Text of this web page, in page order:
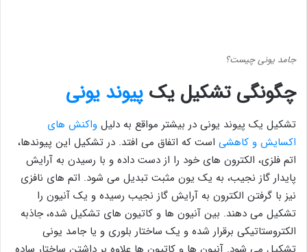
جامد یونی چیست؟
چگونگی تشکیل یک پیوند یونی
تشکیل یک پیوند یونی در بیشتر مواقع به دلیل واکنش های
اکسایش و کاهشی است که اتفاق می افتد. در تشکیل این پیوندها،
اتم فلزی، الکترون های خود را از دست داده و با رسیدن به آرایش
پایدار گاز نجیب، به یک یون مثبت تبدیل می شود. اتم های نافزی
نیز با گرفتن الکترون به آرایش گاز نجیب رسیده و یک آنیون را
تشکیل می دهند. بین آنیون ها و کاتیون های تشکیل شده، جاذبه
الکتروستاتیکی برقرار شده و یک ساختار بلوری و یا جامد یونی